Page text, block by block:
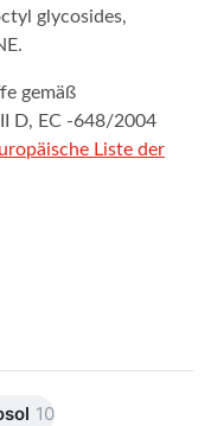
glycosides,
gemäß
D, EC -648/2004
Liste der
10